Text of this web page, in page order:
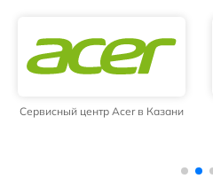
Сервисный центр Acer в Казани